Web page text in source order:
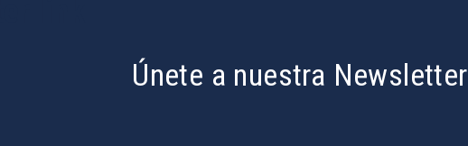
Únete a nuestra Newsletter